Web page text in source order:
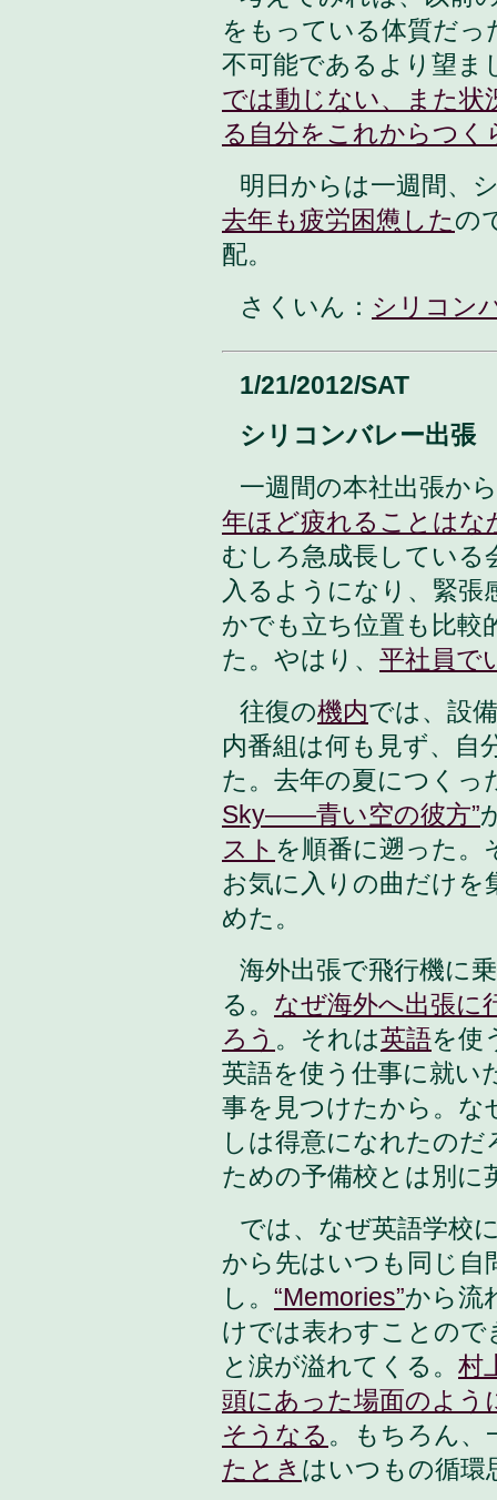
をもっている体質だっ
不可能であるより望ま
では動じない、また状
る自分をこれからつ
明日からは一週間、
去年も疲労困憊したの
配。
さくいん： シリコン
1/21/2012/SAT
シリコンバレー出張
一週間の本社出張か
年ほど疲れることはな
むしろ急成長している
入るようになり、緊張
かでも立ち位置も比較
た。やはり、 平社員で
往復の機内では、設
内番組は何も見ず、自
た。去年の夏につくっ
Sky——青い空の彼方”
スト を順番に遡った。
お気に入りの曲だけ
めた。
海外出張で飛行機に
る。 なぜ海外へ出張に
ろう 。それは英語を使
英語を使う仕事に就い
事を見つけたから。な
しは得意になれたのだ
ための予備校とは別に
では、なぜ英語学校
から先はいつも同じ自
し。 “Memories”から流
けでは表わすことの
と涙が溢れてくる。 村
頭にあった場面のよう
そうなる 。もちろん、
たとき はいつもの循環